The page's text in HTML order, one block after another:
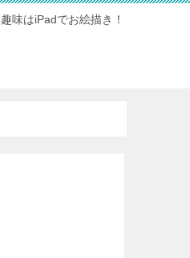
味はiPadでお絵描き！